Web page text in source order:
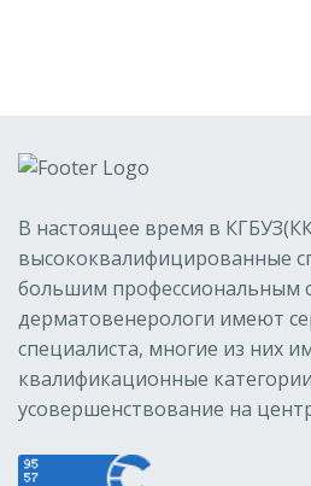
В настоящее время в
высококвалифицированные
большим профессиональным
дерматовенерологи имеют
специалиста, многие из них
квалификационные
усовершенствование на